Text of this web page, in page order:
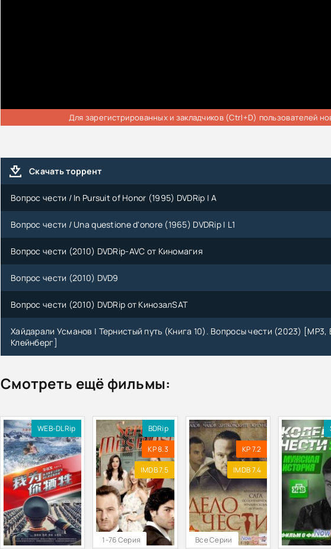
Для зарегистрированных и закладчиков (Ctrl+D) пользователей
Скачать торрент
Вопрос чести / In Pursuit of Honor (1995) DVDRip | A
Вопрос чести / Una questione d'onore (1965) DVDRip | L1
Вопрос чести (2010) DVDRip-AVC от Киномагия
Вопрос чести (2010) DVD9
Вопрос чести (2010) DVDRip от КинозалSAT
Хайдарали Усманов | Тернистый путь (Книга 10). Вопросы чести (2023) [MP3,
Клейнберг]
Смотреть ещё фильмы:
WEB-DLRip
1-76 Серия
BDRip
KP 8.3
IMDB 7.5
Все Серии
KP 7.2
IMDB 7.4